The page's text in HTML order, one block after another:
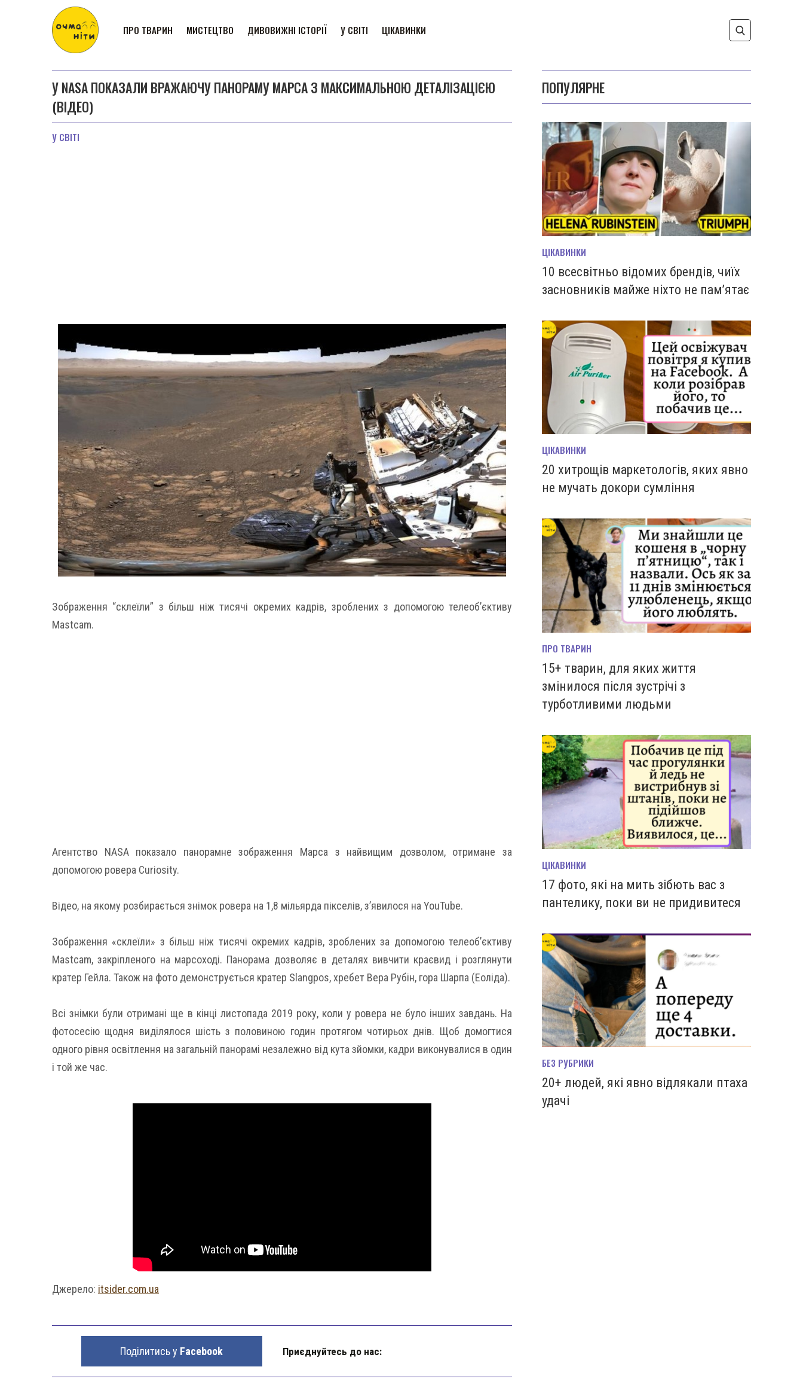
ПРО ТВАРИН МИСТЕЦТВО ДИВОВИЖНІ ІСТОРІЇ У СВІТІ ЦІКАВИНКИ
У NASA ПОКАЗАЛИ ВРАЖАЮЧУ ПАНОРАМУ МАРСА З МАКСИМАЛЬНОЮ ДЕТАЛІЗАЦІЄЮ
(ВІДЕО)
У СВІТІ
Зображення “склеїли” з більш ніж тисячі окремих кадрів, зроблених з допомогою телеоб’єктиву
Mastcam.
Агентство NASA показало панорамне зображення Марса з найвищим дозволом, отримане за
допомогою ровера Curiosity.
Відео, на якому розбирається знімок ровера на 1,8 мільярда пікселів, з’явилося на YouTube.
Зображення «склеїли» з більш ніж тисячі окремих кадрів, зроблених за допомогою телеоб’єктиву
Mastcam, закріпленого на марсоході. Панорама дозволяє в деталях вивчити краєвид і розглянути
кратер Гейла. Також на фото демонструється кратер Slangpos, хребет Вера Рубін, гора Шарпа (Еоліда).
Всі знімки були отримані ще в кінці листопада 2019 року, коли у ровера не було інших завдань. На
фотосесію щодня виділялося шість з половиною годин протягом чотирьох днів. Щоб домогтися
одного рівня освітлення на загальній панорамі незалежно від кута зйомки, кадри виконувалися в один
і той же час.
Джерело: itsider.com.ua
Поділитись у Facebook Приєднуйтесь до нас:
ПОПУЛЯРНЕ
ЦІКАВИНКИ
10 всесвітньо відомих брендів, чиїх
засновників майже ніхто не пам’ятає
ЦІКАВИНКИ
20 хитрощів маркетологів, яких явно
не мучать докори сумління
ПРО ТВАРИН
15+ тварин, для яких життя
змінилося після зустрічі з
турботливими людьми
ЦІКАВИНКИ
17 фото, які на мить зiбють вас з
пантелику, поки ви не придивитеся
БЕЗ РУБРИКИ
20+ людей, які явно відлякали птаха
удачі